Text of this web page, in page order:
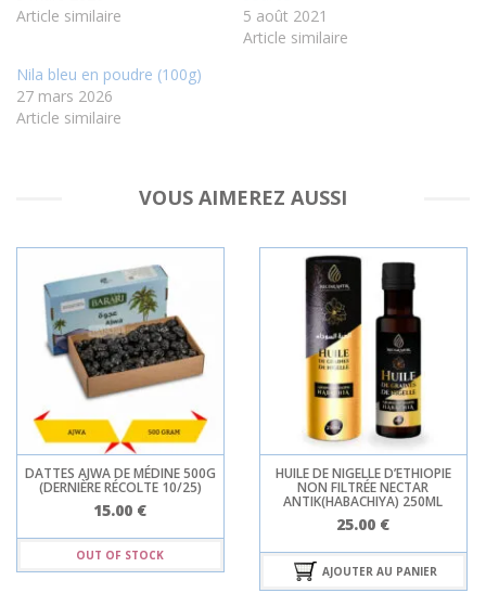
Article similaire
5 août 2021
Article similaire
Nila bleu en poudre (100g)
27 mars 2026
Article similaire
VOUS AIMEREZ AUSSI
DATTES AJWA DE MÉDINE 500G
(DERNIÈRE RÉCOLTE 10/25)
15.00 €
OUT OF STOCK
HUILE DE NIGELLE D’ETHIOPIE
NON FILTRÉE NECTAR
ANTIK(HABACHIYA) 250ML
25.00 €
AJOUTER AU PANIER